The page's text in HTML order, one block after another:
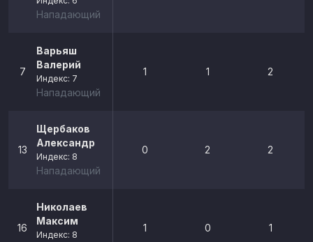
Нападающий
7
Варьяш
Валерий
Индекс: 7
Нападающий
1 1 2
13
Щербаков
Александр
Индекс: 8
Нападающий
0 2 2
16
Николаев
Максим
Индекс: 8
1 0 1